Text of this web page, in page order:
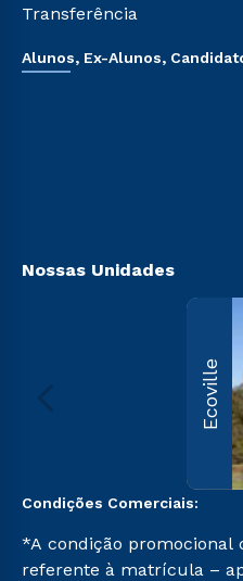
Transferência
Alunos, Ex-Alunos,
Nossas Unidades
Ecoville
Condições Comerciais:
*A condição promocional
referente à matrícula –